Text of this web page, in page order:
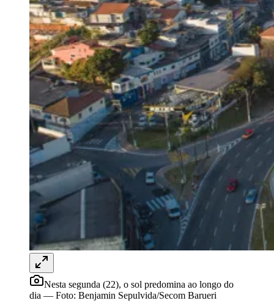
Para Sua Empresa
Anuncie Regional
Guia de Empresas
Vagas na RegiãoNovo
Hub de Negócios
Guia Comercial
Selo Verificado
Portal Educacional
Agenda de Vestibulares
Vagas de Emprego
Concursos
Panorama Econômico
Panorama Econômico
Para Sua Empresa
Anuncie no Portal
Verificar Empresa
Novo
Anunciar VagasNovo
Publicidade Legal
NBA
NFL
Fórmula 1
Nesta segunda (22), o sol predomina ao longo do
dia — Foto: Benjamin Sepulvida/Secom Barueri